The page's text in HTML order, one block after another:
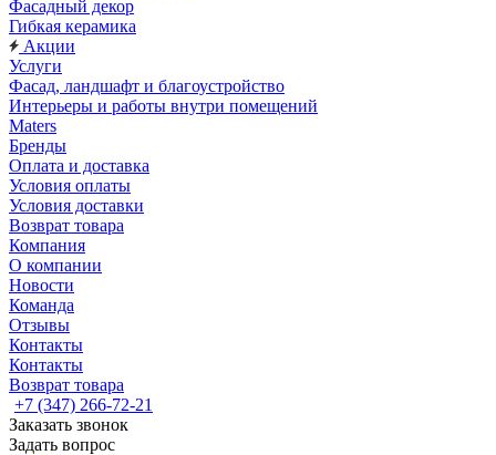
Фасадный декор
Гибкая керамика
Акции
Услуги
Фасад, ландшафт и благоустройство
Интерьеры и работы внутри помещений
Maters
Бренды
Оплата и доставка
Условия оплаты
Условия доставки
Возврат товара
Компания
О компании
Новости
Команда
Отзывы
Контакты
Контакты
Возврат товара
+7 (347) 266-72-21
Заказать звонок
Задать вопрос